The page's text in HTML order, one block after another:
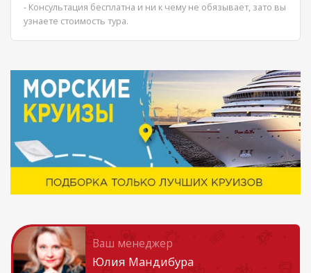
- Консультация бесплатна и ни к чему не обязывает, зато вы
узнаете стоимость тура.
Ваш менеджер
Юлия Мандибура